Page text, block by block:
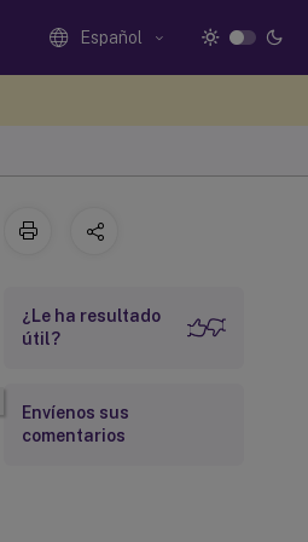
Español
¿Le ha resultado
útil?
Envíenos sus
comentarios